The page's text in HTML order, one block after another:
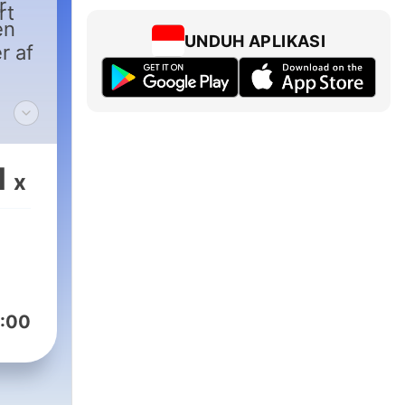
af
x
UNDUH APLIKASI